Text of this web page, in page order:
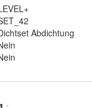
Abdichtung